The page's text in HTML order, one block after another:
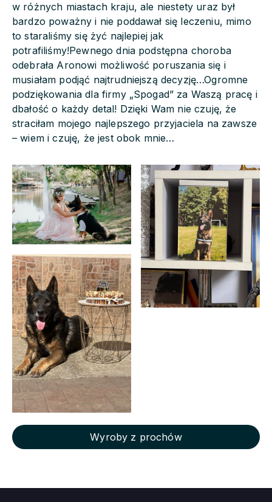
w różnych miastach kraju, ale niestety uraz był
bardzo poważny i nie poddawał się leczeniu, mimo
to staraliśmy się żyć najlepiej jak
potrafiliśmy!Pewnego dnia podstępna choroba
odebrała Aronowi możliwość poruszania się i
musiałam podjąć najtrudniejszą decyzję…Ogromne
podziękowania dla firmy „Spogad” za Waszą pracę i
dbałość o każdy detal! Dzięki Wam nie czuję, że
straciłam mojego najlepszego przyjaciela na zawsze
– wiem i czuję, że jest obok mnie…
Wyroby z prochów